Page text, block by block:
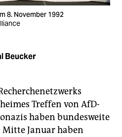
8. November 1992
Beucker
Treffen von AfD-
haben bundesweite
Mitte Januar haben